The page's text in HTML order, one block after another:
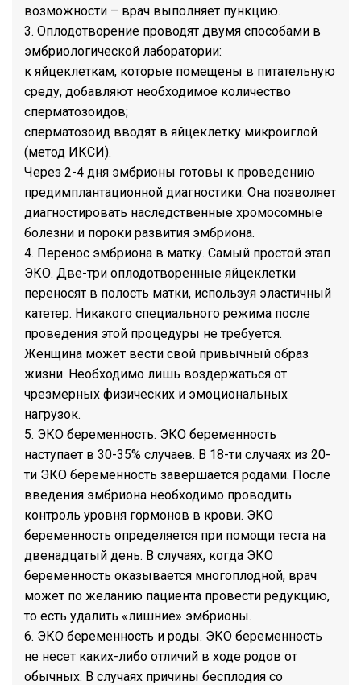
возможности – врач выполняет пункцию.
3. Оплодотворение проводят двумя способами в
эмбриологической лаборатории:
к яйцеклеткам, которые помещены в питательную
среду, добавляют необходимое количество
сперматозоидов;
сперматозоид вводят в яйцеклетку микроиглой
(метод ИКСИ).
Через 2-4 дня эмбрионы готовы к проведению
предимплантационной диагностики. Она позволяет
диагностировать наследственные хромосомные
болезни и пороки развития эмбриона.
4. Перенос эмбриона в матку. Самый простой этап
ЭКО. Две-три оплодотворенные яйцеклетки
переносят в полость матки, используя эластичный
катетер. Никакого специального режима после
проведения этой процедуры не требуется.
Женщина может вести свой привычный образ
жизни. Необходимо лишь воздержаться от
чрезмерных физических и эмоциональных
нагрузок.
5. ЭКО беременность. ЭКО беременность
наступает в 30-35% случаев. В 18-ти случаях из 20-
ти ЭКО беременность завершается родами. После
введения эмбриона необходимо проводить
контроль уровня гормонов в крови. ЭКО
беременность определяется при помощи теста на
двенадцатый день. В случаях, когда ЭКО
беременность оказывается многоплодной, врач
может по желанию пациента провести редукцию,
то есть удалить «лишние» эмбрионы.
6. ЭКО беременность и роды. ЭКО беременность
не несет каких-либо отличий в ходе родов от
обычных. В случаях причины бесплодия со